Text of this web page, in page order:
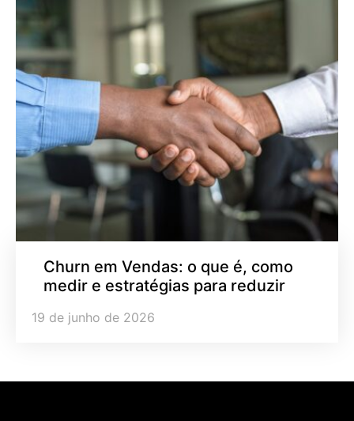
Churn em Vendas: o que é, como
medir e estratégias para reduzir
19 de junho de 2026